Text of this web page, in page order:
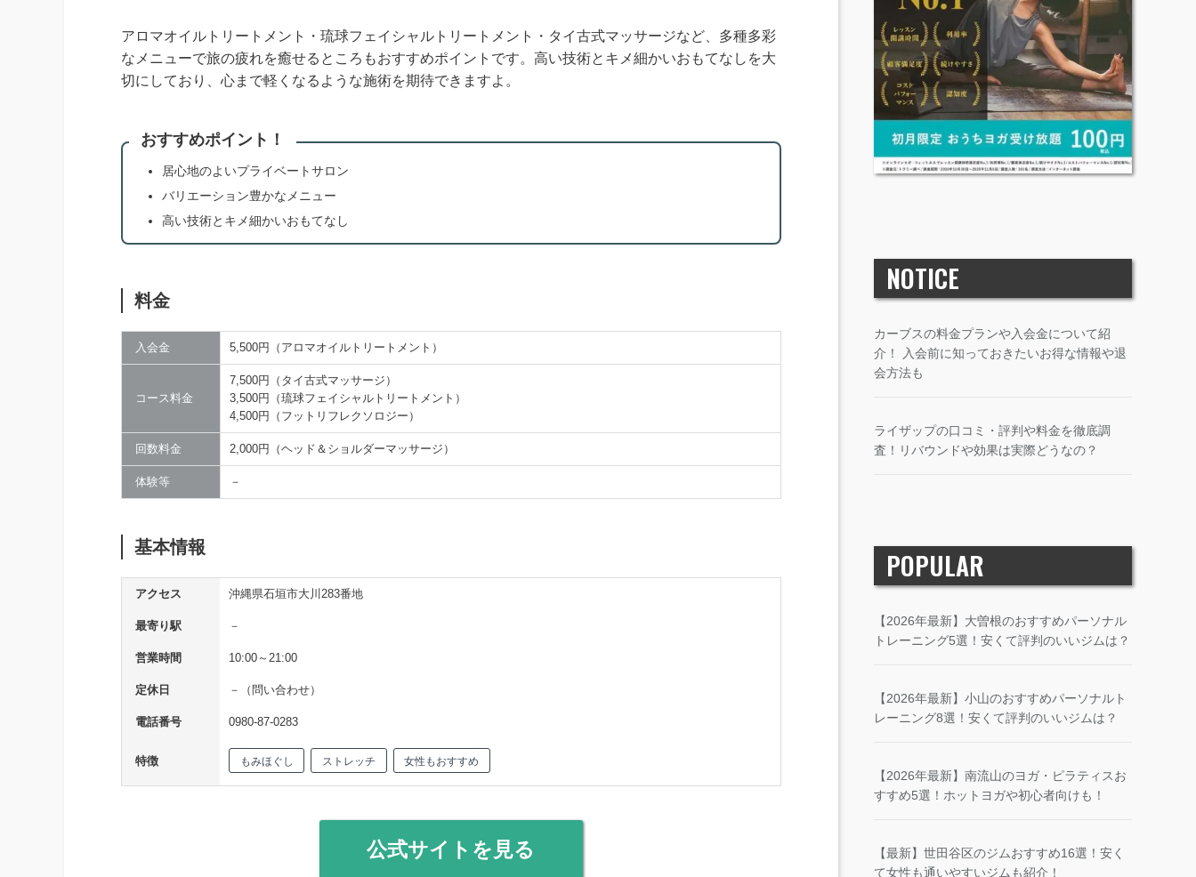
アロマオイルトリートメント・琉球フェイシャルトリートメント・タイ古式マッサージなど、多種多彩
なメニューで旅の疲れを癒せるところもおすすめポイントです。高い技術とキメ細かいおもてなしを大
切にしており、心まで軽くなるような施術を期待できますよ。
おすすめポイント！
居心地のよいプライベートサロン
バリエーション豊かなメニュー
高い技術とキメ細かいおもてなし
料金
入会金 5,500円（アロマオイルトリートメント）
コース料金
7,500円（タイ古式マッサージ）
3,500円（琉球フェイシャルトリートメント）
4,500円（フットリフレクソロジー）
回数料金 2,000円（ヘッド＆ショルダーマッサージ）
体験等 －
基本情報
アクセス 沖縄県石垣市大川283番地
最寄り駅 －
営業時間 10:00～21:00
定休日 －（問い合わせ）
電話番号 0980-87-0283
特徴 もみほぐし ストレッチ 女性もおすすめ
公式サイトを見る
NOTICE
カーブスの料金プランや入会金について紹
介！ 入会前に知っておきたいお得な情報や退
会方法も
ライザップの口コミ・評判や料金を徹底調
査！リバウンドや効果は実際どうなの？
POPULAR
【2026年最新】大曽根のおすすめパーソナル
トレーニング5選！安くて評判のいいジムは？
【2026年最新】小山のおすすめパーソナルト
レーニング8選！安くて評判のいいジムは？
【2026年最新】南流山のヨガ・ピラティスお
すすめ5選！ホットヨガや初心者向けも！
【最新】世田谷区のジムおすすめ16選！安く
て女性も通いやすいジムも紹介！